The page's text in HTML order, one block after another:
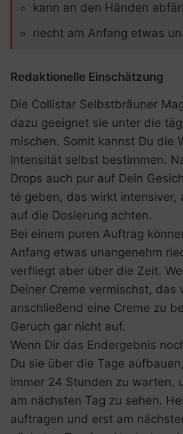
kann an den Händen
riecht am Anfang etwas
Redaktionelle Einschätzung
Die Collistar Selbstbräuner
dazu geeignet sie unter die
mischen. Somit kannst Du die
Intensität selbst bestimmen.
Drops auch pur auf Dein
té geben, das wirkt intensiver,
auf die Dosierung achten.
Bei einem puren Auftrag
Anfang etwas unangenehm
verfliegt aber über die Zeit.
Deiner Creme vermischst, das
anschließend eine Creme zu
Geruch gar nicht auf.
Wenn Dir das Endergebnis
Du sie über die Tage
immer 24 Stunden zu warten,
am nächsten Tag zu sehen.
auftragen und erst am